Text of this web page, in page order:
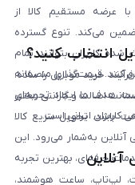
عرضه مستقیم کالا از
می‌کند. تنوع گسترده
کاربران بتوانند تمام
کنند. قیمت‌گذاری منصفانه
هدف ما ایجاد تجربه‌ای
کاربران ایرانی است.
انتخاب کنید؟
خرید موبایل را ساده،
اصالت و گارانتی معتبر
باشد. تحویل سریع کالا
به‌شمار می‌رود. این
حرفه‌ای، بهترین تجربه
لپ‌تاپ، ساعت هوشمند،